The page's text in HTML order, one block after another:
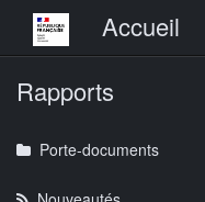
Menu principalAccueil
Rapports
Porte-documents